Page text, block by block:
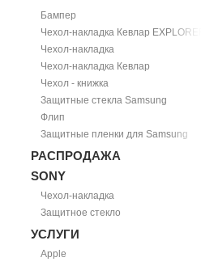
Бампер
Чехол-накладка Кевлар EXPLORER
Чехол-накладка
Чехол-накладка Кевлар
Чехол - книжка
Защитные стекла Samsung
Флип
Защитные пленки для Samsung
РАСПРОДАЖА
SONY
Чехол-накладка
Защитное стекло
УСЛУГИ
Apple